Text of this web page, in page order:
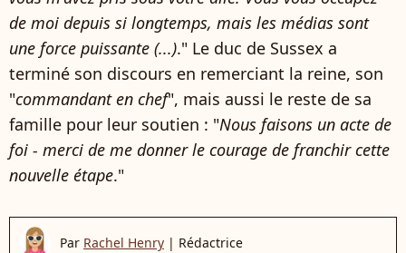
de moi depuis si longtemps, mais les médias sont
une force puissante (...)." Le duc de Sussex a
terminé son discours en remerciant la reine, son
"commandant en chef", mais aussi le reste de sa
famille pour leur soutien : "Nous faisons un acte de
foi - merci de me donner le courage de franchir cette
nouvelle étape."
Par Rachel Henry | Rédactrice